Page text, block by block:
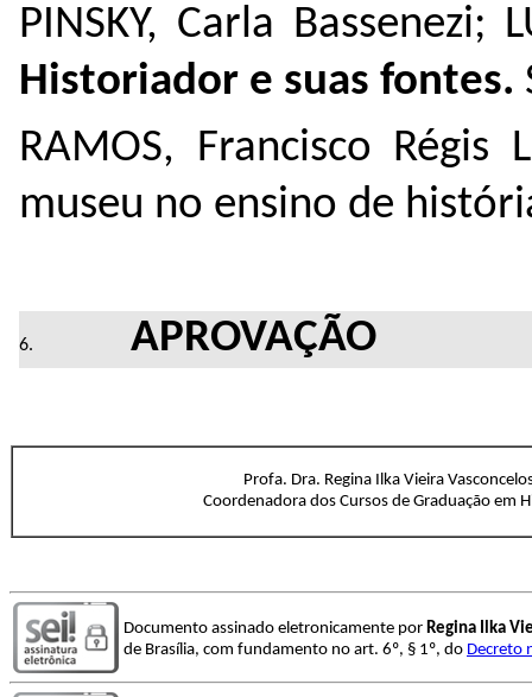
PINSKY, Carla
Historiador e suas fontes.
RAMOS, Francisco Régis
museu no ensino de
APROVAÇÃO
Profa. Dra. Regina Ilka Vieira
Coordenadora dos Cursos de Graduação em
Documento assinado eletronicamente por Regina Ilka
de Brasília, com fundamento no art. 6º, § 1º, do Decreto